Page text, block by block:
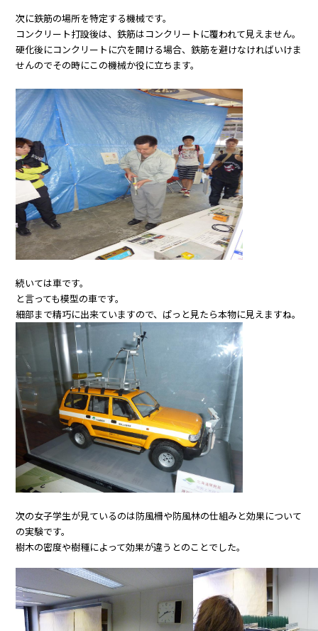
次に鉄筋の場所を特定する機械です。
コンクリート打設後は、鉄筋はコンクリートに覆われて見えません。
硬化後にコンクリートに穴を開ける場合、鉄筋を避けなければいけま
せんのでその時にこの機械か役に立ちます。
続いては車です。
と言っても模型の車です。
細部まで精巧に出来ていますので、ぱっと見たら本物に見えますね。
次の女子学生が見ているのは防風柵や防風林の仕組みと効果について
の実験です。
樹木の密度や樹種によって効果が違うとのことでした。